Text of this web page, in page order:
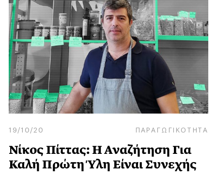
19/10/20 ΠΑΡΑΓΩΓΙΚΟΤΗΤΑ
Νίκος Πίττας: Η Αναζήτηση Για
Καλή Πρώτη Ύλη Είναι Συνεχής